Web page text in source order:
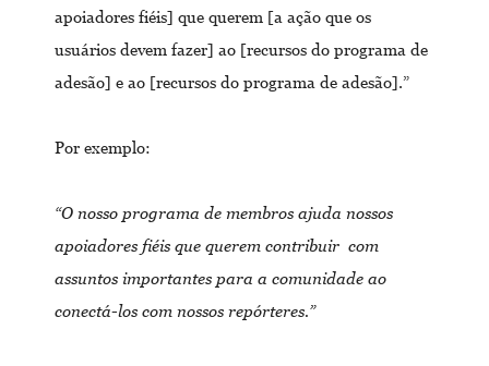
apoiadores fiéis] que querem [a ação que os
usuários devem fazer] ao [recursos do programa de
adesão] e ao [recursos do programa de adesão].”
Por exemplo:
“O nosso programa de membros ajuda nossos
apoiadores fiéis que querem contribuir com
assuntos importantes para a comunidade ao
conectá-los com nossos repórteres.”